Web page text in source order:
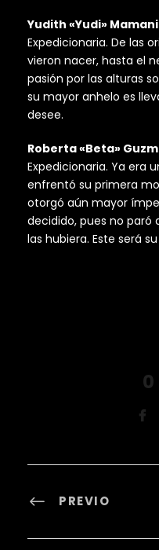
Yudith «Yudi»
Expedicionaria. De las
vieron nacer, hasta el
pasión por las alturas
su mayor anhelo es
desee.
Roberta «Beta»
Expedicionaria. Ya era
enfrentó su primera
otorgó aún mayor
decidido, pues no paró
las hubiera. Este será
0
PREVIO